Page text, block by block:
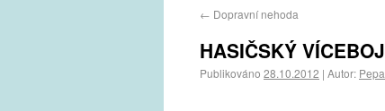
← Dopravní nehoda
HASIČSKÝ VÍCEBOJ
Publikováno 28.10.2012 | Autor: Pepa